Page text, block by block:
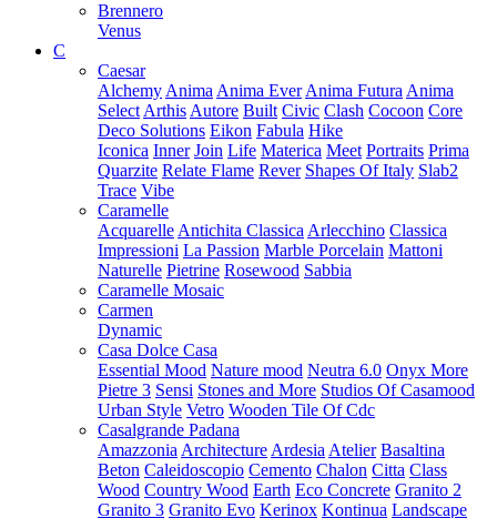
Brennero
Venus
C
Caesar
Alchemy Anima Anima Ever Anima Futura Anima
Select Arthis Autore Built Civic Clash Cocoon Core
Deco Solutions Eikon Fabula Hike
Iconica Inner Join Life Materica Meet Portraits Prima
Quarzite Relate Flame Rever Shapes Of Italy Slab2
Trace Vibe
Caramelle
Acquarelle Antichita Classica Arlecchino Classica
Impressioni La Passion Marble Porcelain Mattoni
Naturelle Pietrine Rosewood Sabbia
Caramelle Mosaic
Carmen
Dynamic
Casa Dolce Casa
Essential Mood Nature mood Neutra 6.0 Onyx More
Pietre 3 Sensi Stones and More Studios Of Casamood
Urban Style Vetro Wooden Tile Of Cdc
Casalgrande Padana
Amazzonia Architecture Ardesia Atelier Basaltina
Beton Caleidoscopio Cemento Chalon Citta Class
Wood Country Wood Earth Eco Concrete Granito 2
Granito 3 Granito Evo Kerinox Kontinua Landscape